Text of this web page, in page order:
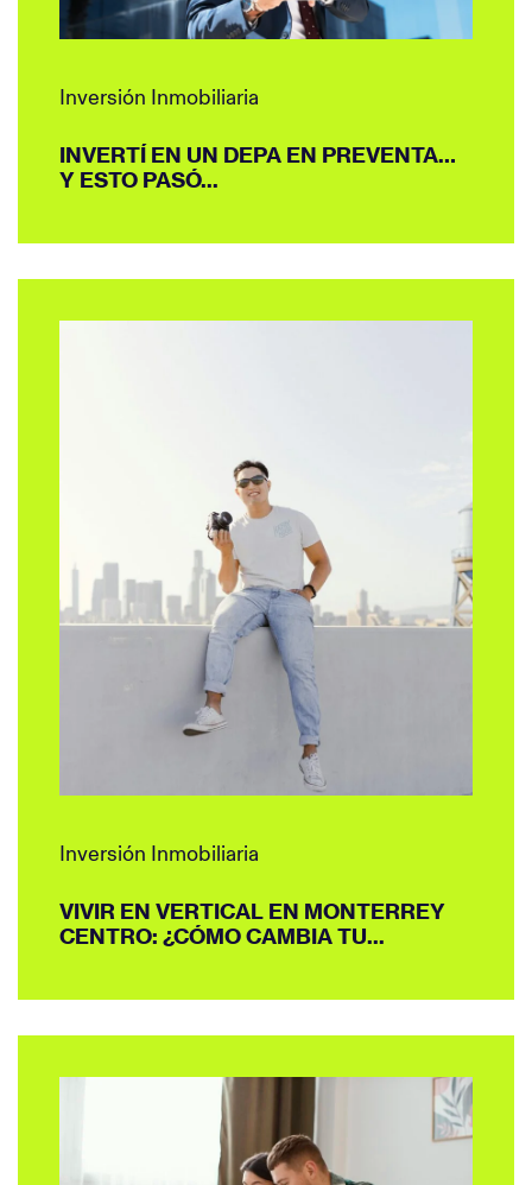
Inversión Inmobiliaria
INVERTÍ EN UN DEPA EN PREVENTA…
Y ESTO PASÓ...
Inversión Inmobiliaria
VIVIR EN VERTICAL EN MONTERREY
CENTRO: ¿CÓMO CAMBIA TU...